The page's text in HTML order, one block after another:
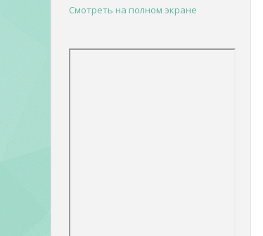
Смотреть на полном экране